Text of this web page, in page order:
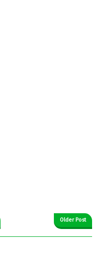
Older Post